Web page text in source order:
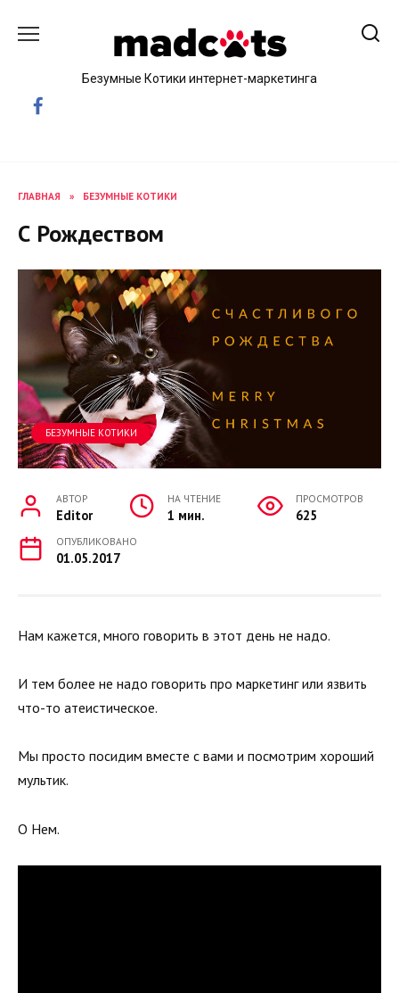
Безумные Котики интернет-маркетинга
ГЛАВНАЯ » БЕЗУМНЫЕ КОТИКИ
С Рождеством
БЕЗУМНЫЕ КОТИКИ
АВТОР
Editor
НА ЧТЕНИЕ
1 мин.
ПРОСМОТРОВ
625
ОПУБЛИКОВАНО
01.05.2017
Нам кажется, много говорить в этот день не надо.
И тем более не надо говорить про маркетинг или язвить
что-то атеистическое.
Мы просто посидим вместе с вами и посмотрим хороший
мультик.
О Нем.